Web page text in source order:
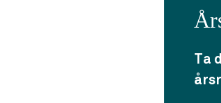
Ta